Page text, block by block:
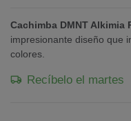
Cachimba DMNT Alkimia
impresionante diseño que
colores.
Recíbelo el martes